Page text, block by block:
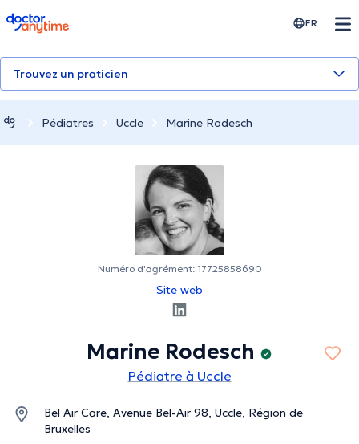
doctoranytime FR
Trouvez un praticien
Pédiatres Uccle Marine Rodesch
Numéro d'agrément: 17725858690
Site web
Marine Rodesch
Pédiatre à Uccle
Bel Air Care, Avenue Bel-Air 98, Uccle, Région de
Bruxelles